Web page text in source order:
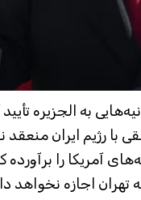
به الجزیره
با رژیم ایران
آمریکا را برآورده
تهران اجازه